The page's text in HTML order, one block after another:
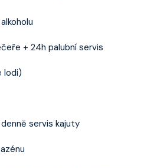
+ 24h palubní servis
lodi)
servis kajuty